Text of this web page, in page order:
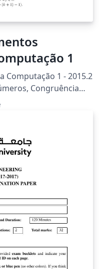
1
Computação 1 - 2015.2
Congruência